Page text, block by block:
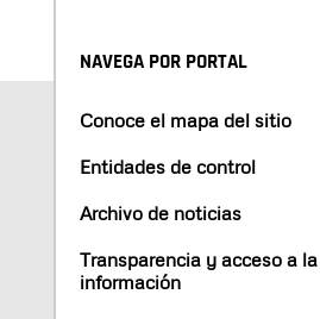
NAVEGA POR PORTAL
Conoce el mapa del sitio
Entidades de control
Archivo de noticias
Transparencia y acceso a la
información